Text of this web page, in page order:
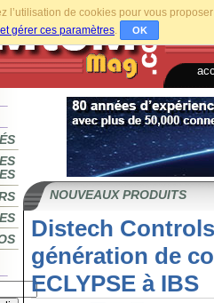
l’utilisation de cookies pour vous
gérer ces paramètres. OK
NOUVEAUX PRODUITS
Distech
génération de
ECLYPSE à IBS